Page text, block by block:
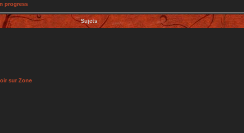
progress
Sujets
sur Zone